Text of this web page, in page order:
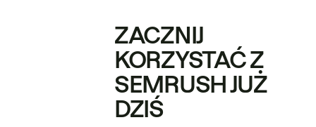
ZACZNIJ
KORZYSTAĆ Z
SEMRUSH JUŻ
DZIŚ